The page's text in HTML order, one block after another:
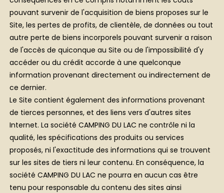
pouvant survenir de l'acquisition de biens proposes sur le
Site, les pertes de profits, de clientèle, de données ou tout
autre perte de biens incorporels pouvant survenir a raison
de l'accès de quiconque au Site ou de l'impossibilité d'y
accéder ou du crédit accorde à une quelconque
information provenant directement ou indirectement de
ce dernier.
Le Site contient également des informations provenant
de tierces personnes, et des liens vers d'autres sites
Internet. La société CAMPING DU LAC ne contrôle ni la
qualité, les spécifications des produits ou services
proposés, ni l'exactitude des informations qui se trouvent
sur les sites de tiers ni leur contenu. En conséquence, la
société CAMPING DU LAC ne pourra en aucun cas être
tenu pour responsable du contenu des sites ainsi